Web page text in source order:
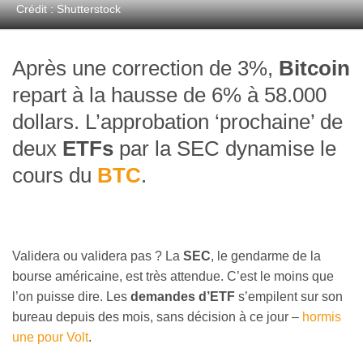
Crédit : Shutterstock
Après une correction de 3%, Bitcoin
repart à la hausse de 6% à 58.000
dollars. L’approbation ‘prochaine’ de
deux ETFs par la SEC dynamise le
cours du BTC.
Validera ou validera pas ? La SEC, le gendarme de la
bourse américaine, est très attendue. C’est le moins que
l’on puisse dire. Les demandes d’ETF s’empilent sur son
bureau depuis des mois, sans décision à ce jour – hormis
une pour Volt.